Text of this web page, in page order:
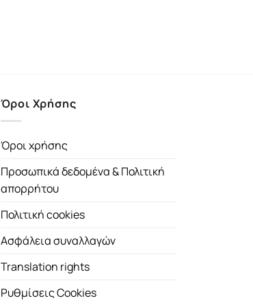
Όροι Χρήσης
Όροι χρήσης
Προσωπικά δεδομένα & Πολιτική
απορρήτου
Πολιτική cookies
Ασφάλεια συναλλαγών
Translation rights
Ρυθμίσεις Cookies